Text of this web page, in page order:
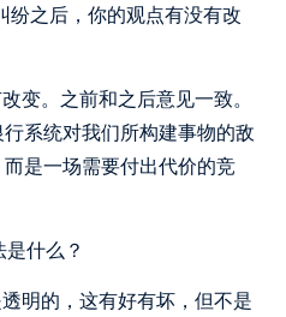
纷之后，你的观点有没有改
变。之前和之后意见一致。
系统对我们所构建事物的敌
是一场需要付出代价的竞
什么？
明的，这有好有坏，但不是